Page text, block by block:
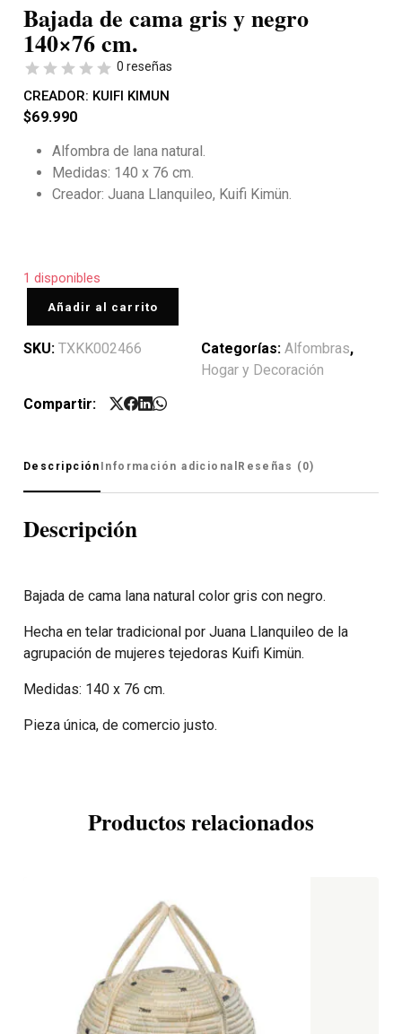
Bajada de cama gris y negro
140×76 cm.
0 reseñas
CREADOR: KUIFI KIMUN
$69.990
Alfombra de lana natural.
Medidas: 140 x 76 cm.
Creador: Juana Llanquileo, Kuifi Kimün.
1 disponibles
Añadir al carrito
SKU: TXKK002466 Categorías: Alfombras,
Hogar y Decoración
Compartir:
Descripción Información adicional Reseñas (0)
Descripción
Bajada de cama lana natural color gris con negro.
Hecha en telar tradicional por Juana Llanquileo de la
agrupación de mujeres tejedoras Kuifi Kimün.
Medidas: 140 x 76 cm.
Pieza única, de comercio justo.
Productos relacionados